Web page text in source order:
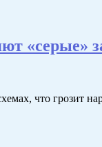
«серые»
что грозит